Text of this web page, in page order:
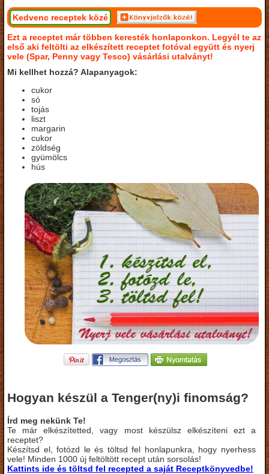
Kedvenc receptek közé
Ezt a receptet már többen keresték honlaponkon. Legyél te az
első aki feltölti az elkészített receptet fotóval együtt és nyerj
vele (Spar, Penny vagy Tesco) vásárlási utalványt!
Mi kellhet hozzá? Alapanyagok:
cukor
só
tojás
liszt
margarin
cukor
zöldség
gyümölcs
hús
Hogyan készül a Tenger(ny)i finomság?
Írd meg nekünk Te!
Te már elkészítetted, vagy most készülsz elkészíteni ezt a
receptet?
Készítsd el, fotózd le és töltsd fel honlapunkra, hogy nyerhess
vele! Minden 1000 új feltöltött recept után sorsolás!
Kattints ide és töltsd fel recepted a saját Receptkönyvedbe!